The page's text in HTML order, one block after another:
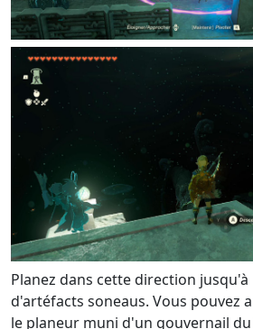
Planez dans cette direction
d'artéfacts soneaus. Vous pouvez
le planeur muni d'un gouvernail du